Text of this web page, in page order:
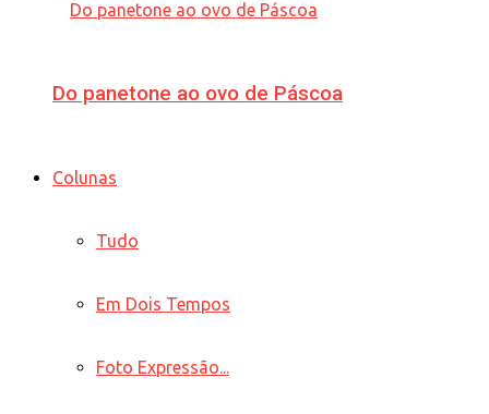
Do panetone ao ovo de Páscoa
Colunas
Tudo
Em Dois Tempos
Foto Expressão...